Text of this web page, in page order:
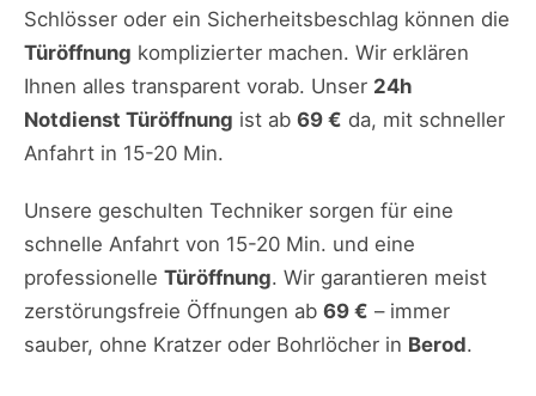
Schlösser oder ein Sicherheitsbeschlag können die
Türöffnung komplizierter machen. Wir erklären
Ihnen alles transparent vorab. Unser 24h
Notdienst Türöffnung ist ab 69 € da, mit schneller
Anfahrt in 15-20 Min.
Unsere geschulten Techniker sorgen für eine
schnelle Anfahrt von 15-20 Min. und eine
professionelle Türöffnung. Wir garantieren meist
zerstörungsfreie Öffnungen ab 69 € – immer
sauber, ohne Kratzer oder Bohrlöcher in Berod.